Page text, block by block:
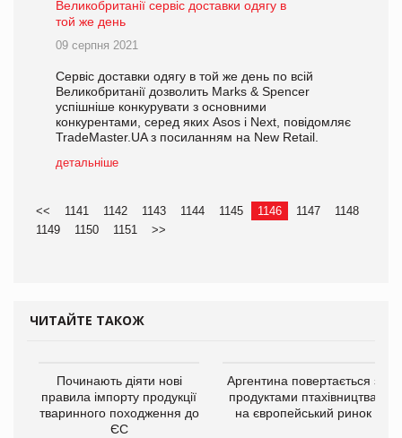
Великобританії сервіс доставки одягу в
той же день
09 серпня 2021
Сервіс доставки одягу в той же день по всій
Великобританії дозволить Marks & Spencer
успішніше конкурувати з основними
конкурентами, серед яких Asos і Next, повідомляє
TradeMaster.UA з посиланням на New Retail.
детальніше
<< 1141 1142 1143 1144 1145 1146 1147
1148
1149
1150 1151 >>
ЧИТАЙТЕ ТАКОЖ
Починають діяти нові
правила імпорту продукції
тваринного походження до
ЄС
Аргентина повертається з
продуктами птахівництва
на європейський ринок